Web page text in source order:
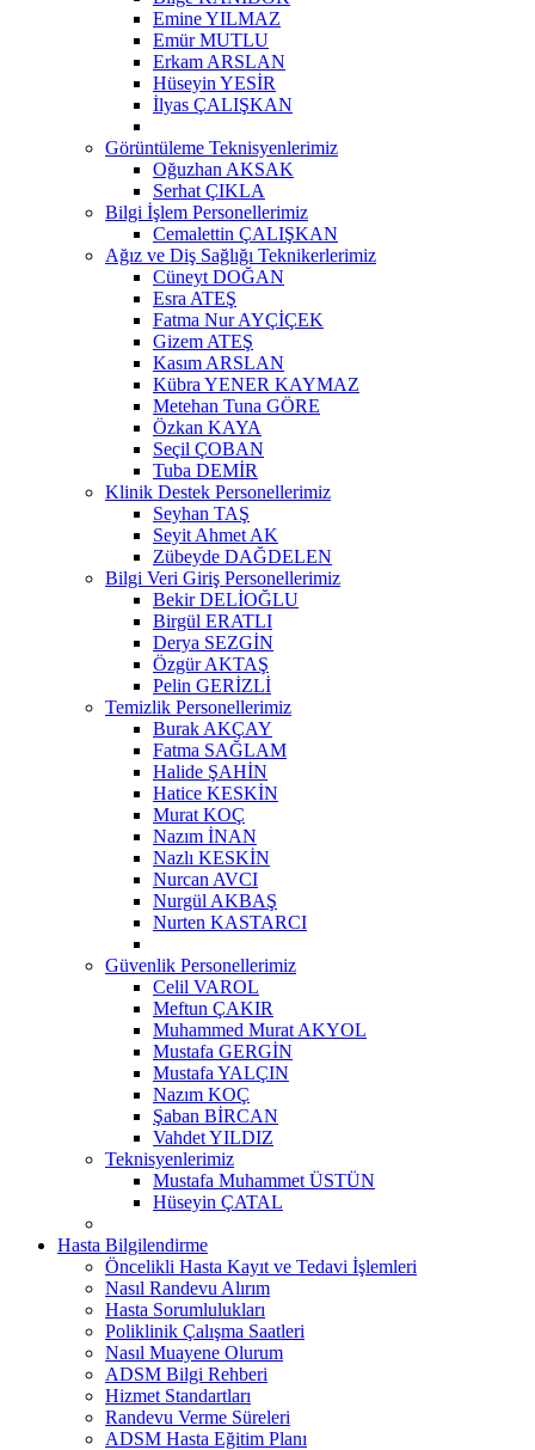
Emine YILMAZ
Emür MUTLU
Erkam ARSLAN
Hüseyin YESİR
İlyas ÇALIŞKAN
Görüntüleme Teknisyenlerimiz
Oğuzhan AKSAK
Serhat ÇIKLA
Bilgi İşlem Personellerimiz
Cemalettin ÇALIŞKAN
Ağız ve Diş Sağlığı Teknikerlerimiz
Cüneyt DOĞAN
Esra ATEŞ
Fatma Nur AYÇİÇEK
Gizem ATEŞ
Kasım ARSLAN
Kübra YENER KAYMAZ
Metehan Tuna GÖRE
Özkan KAYA
Seçil ÇOBAN
Tuba DEMİR
Klinik Destek Personellerimiz
Seyhan TAŞ
Seyit Ahmet AK
Zübeyde DAĞDELEN
Bilgi Veri Giriş Personellerimiz
Bekir DELİOĞLU
Birgül ERATLI
Derya SEZGİN
Özgür AKTAŞ
Pelin GERİZLİ
Temizlik Personellerimiz
Burak AKÇAY
Fatma SAĞLAM
Halide ŞAHİN
Hatice KESKİN
Murat KOÇ
Nazım İNAN
Nazlı KESKİN
Nurcan AVCI
Nurgül AKBAŞ
Nurten KASTARCI
Güvenlik Personellerimiz
Celil VAROL
Meftun ÇAKIR
Muhammed Murat AKYOL
Mustafa GERGİN
Mustafa YALÇIN
Nazım KOÇ
Şaban BİRCAN
Vahdet YILDIZ
Teknisyenlerimiz
Mustafa Muhammet ÜSTÜN
Hüseyin ÇATAL
Hasta Bilgilendirme
Öncelikli Hasta Kayıt ve Tedavi İşlemleri
Nasıl Randevu Alırım
Hasta Sorumlulukları
Poliklinik Çalışma Saatleri
Nasıl Muayene Olurum
ADSM Bilgi Rehberi
Hizmet Standartları
Randevu Verme Süreleri
ADSM Hasta Eğitim Planı